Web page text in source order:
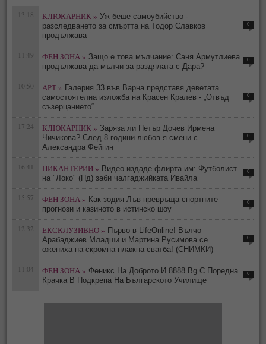
13:18 КЛЮКАРНИК » Уж беше самоубийство -
разследването за смъртта на Тодор Славков
продължава
0
11:49 ФЕН ЗОНА » Защо е това мълчание: Саня Армутлиева
продължава да мълчи за раздялата с Дара?
0
10:50 АРТ » Галерия 33 във Варна представя деветата
самостоятелна изложба на Красен Кралев - „Отвъд
съзерцанието“
0
17:24 КЛЮКАРНИК » Заряза ли Петър Дочев Ирмена
Чичикова? След 8 години любов я смени с
Александра Фейгин
0
16:41 ПИКАНТЕРИИ » Видео издаде флирта им: Футболист
на "Локо" (Пд) заби чалгаджийката Ивайла
0
15:57 ФЕН ЗОНА » Как зодия Лъв превръща спортните
прогнози и казиното в истинско шоу
0
12:32 ЕКСКЛУЗИВНО » Първо в LifeOnline! Вълчо
Арабаджиев Младши и Мартина Русимова сe
oжениха на скромна плажна сватба! (СНИМКИ)
0
11:04 ФЕН ЗОНА » Феникс На Доброто И 8888.Bg С Поредна
Крачка В Подкрепа На Българското Училище
0